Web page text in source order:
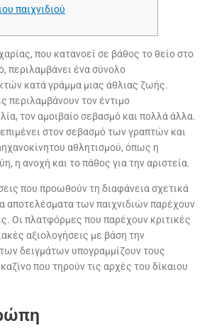
παιχνιδιού
που κατανοεί σε βάθος το θείο στο
περιλαμβάνει ένα σύνολο
κατά γράμμα μιας άθλιας ζωής.
περιλαμβάνουν τον έντιμο
τον αμοιβαίο σεβασμό και πολλά άλλα.
στον σεβασμό των γραπτών και
αθλητισμού, όπως η
η ανοχή και το πάθος για την αριστεία.
που προωθούν τη διαφάνεια σχετικά
αποτελέσματα των παιχνιδιών παρέχουν
Οι πλατφόρμες που παρέχουν κριτικές
αξιολογήσεις με βάση την
δειγμάτων υπογραμμίζουν τους
που τηρούν τις αρχές του δίκαιου